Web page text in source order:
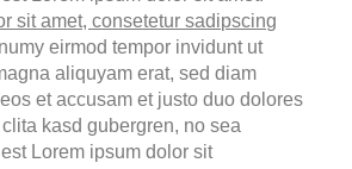
sit amet, consetetur sadipscing
eirmod tempor invidunt ut
aliquyam erat, sed diam
et accusam et justo duo dolores
kasd gubergren, no sea
Lorem ipsum dolor sit